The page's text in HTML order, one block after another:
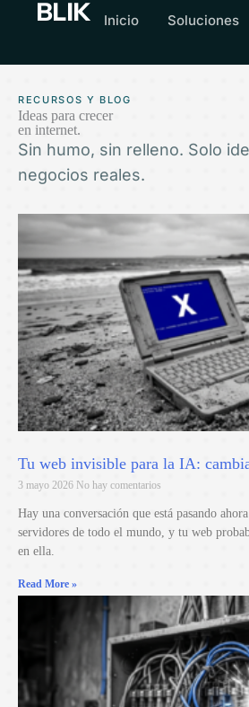
BLIK Inicio Soluciones
RECURSOS Y BLOG
Ideas para crecer
en internet.
Sin humo, sin relleno. Solo
negocios reales.
Tu web invisible para la IA:
3 mayo 2026 No hay comentarios
Hay una conversación que está pasando
servidores de todo el mundo, y tu web
en ella.
Read More »